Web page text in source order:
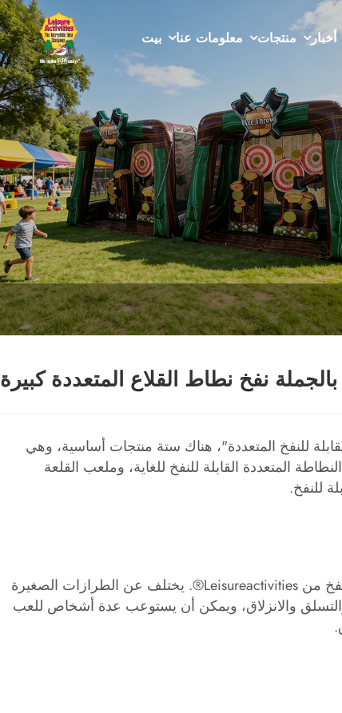
بيت معلومات عنا منتجات أخبار
نفخ نطاط القلاع المتعددة كبيرة
للنفخ المتعددة"، هناك ستة منتجات أساسية، وهي
المتعددة القابلة للنفخ للغاية، وملعب القلعة
للنفخ.
القلاع النطاطة متعددة اللعب القابلة للنفخ الكبيرة هي سلسلة متعددة الوظائف راقية وواسعة النطاق ضمن فئة القلعة القابلة للنفخ من Leisureactivities®. يختلف عن الطرازات الصغيرة
والانزلاق، ويمكن أن يستوعب عدة أشخاص للعب